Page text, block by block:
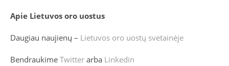
Apie Lietuvos oro uostus
Daugiau naujienų – Lietuvos oro uostų svetainėje
Bendraukime Twitter arba Linkedin